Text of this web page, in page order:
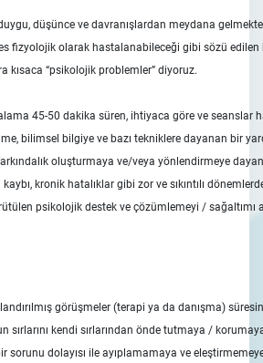
düşünce ve davranışlardan meydana
fizyolojik olarak hastalanabileceği gibi sözü
kısaca “psikolojik problemler” diyoruz.
45-50 dakika süren, ihtiyaca göre ve seanslar
bilimsel bilgiye ve bazı tekniklere dayanan bir
oluşturmaya ve/veya yönlendirmeye
kronik hatalıklar gibi zor ve sıkıntılı
psikolojik destek ve çözümlemeyi / sağaltımı
görüşmeler (terapi ya da danışma)
sırlarını kendi sırlarından önde tutmaya /
sorunu dolayısı ile ayıplamamaya ve